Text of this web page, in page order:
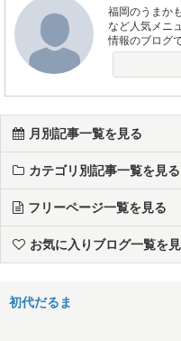
福岡のうまか
など人気メニ
情報のブログで
月別記事一覧を見る
カテゴリ別記事一覧を見る
フリーページ一覧を見る
お気に入りブログ一覧を
初代だるま